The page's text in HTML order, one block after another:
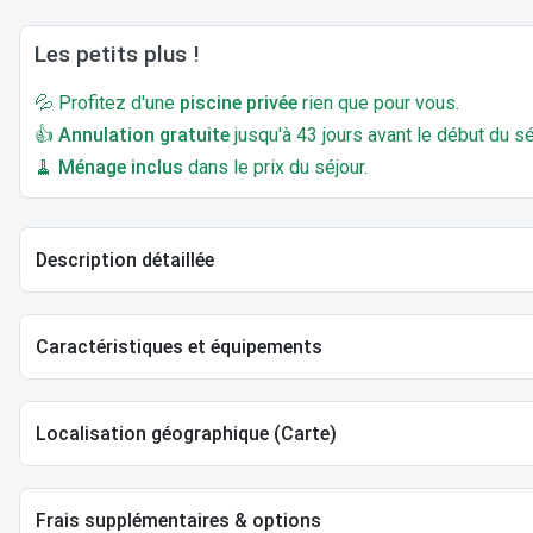
Les petits plus !
💦 Profitez d'une piscine privée rien que pour vous.
👍 Annulation gratuite jusqu'à 43 jours avant le début du
🧹 Ménage inclus dans le prix du séjour.
Description détaillée
Caractéristiques et équipements
Localisation géographique (Carte)
Frais supplémentaires & options